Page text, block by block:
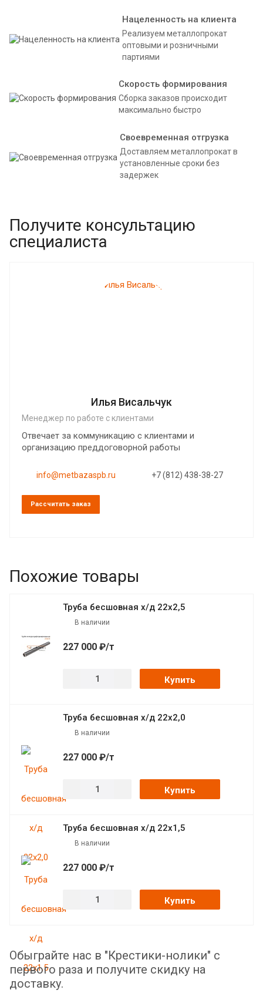
Нацеленность на клиента
Реализуем металлопрокат
оптовыми и розничными
партиями
Скорость формирования
Сборка заказов происходит
максимально быстро
Своевременная отгрузка
Доставляем металлопрокат в
установленные сроки без
задержек
Получите консультацию
специалиста
Илья Висальчук
Менеджер по работе с клиентами
Отвечает за коммуникацию с клиентами и
организацию преддоговорной работы
info@metbazaspb.ru +7 (812) 438-38-27
Рассчитать заказ
Похожие товары
Труба бесшовная х/д 22х2,5
В наличии
227 000 ₽/т
Купить
Труба бесшовная х/д 22х2,0
В наличии
227 000 ₽/т
Купить
Труба бесшовная х/д 22х1,5
В наличии
227 000 ₽/т
Купить
Обыграйте нас в "Крестики-нолики" с
первого раза и получите скидку на
доставку.